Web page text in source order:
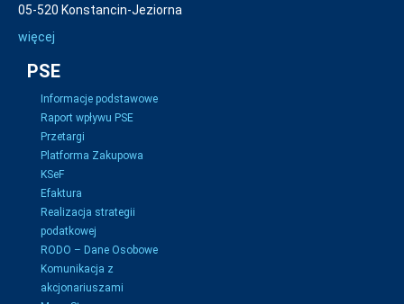
05-520 Konstancin-Jeziorna
więcej
PSE
Informacje podstawowe
Raport wpływu PSE
Przetargi
Platforma Zakupowa
KSeF
Efaktura
Realizacja strategii
podatkowej
RODO – Dane Osobowe
Komunikacja z
akcjonariuszami